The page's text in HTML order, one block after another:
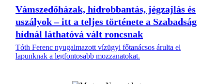
Vámszedőházak, hídrobbantás, jégzajlás és
uszályok – itt a teljes története a Szabadság
hídnál láthatóvá vált roncsnak
Tóth Ferenc nyugalmazott vízügyi főtanácsos árulta el
lapunknak a legfontosabb mozzanatokat.